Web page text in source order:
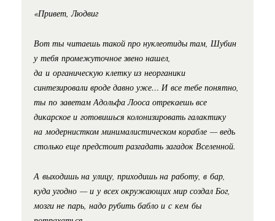
«Привет, Людвиг
Вот ты читаешь такой про нуклеотиды там, Шубин
у тебя промежуточное звено нашел,
да и органическую клетку из неорганики
синтезировали вроде давно уже… И все тебе понятно,
ты по заветам Адольфа Лооса отрекаешь все
дикарское и готовишься колонизировать галактику
на модернистком минималистическом корабле — ведь
столько еще предстоит разгадать загадок Вселенной.
А выходишь на улицу, приходишь на работу, в бар,
куда угодно — и у всех окружающих мир создал Бог,
мозги не парь, надо рубить бабло и с кем бы